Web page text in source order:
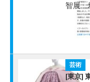
智展
21日
2023
段階
に加
してい
月末ま
芸術
[東京]